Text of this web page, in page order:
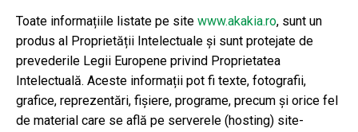
Toate informațiile listate pe site www.akakia.ro, sunt un
produs al Proprietății Intelectuale și sunt protejate de
prevederile Legii Europene privind Proprietatea
Intelectuală. Aceste informații pot fi texte, fotografii,
grafice, reprezentări, fișiere, programe, precum și orice fel
de material care se află pe serverele (hosting) site-